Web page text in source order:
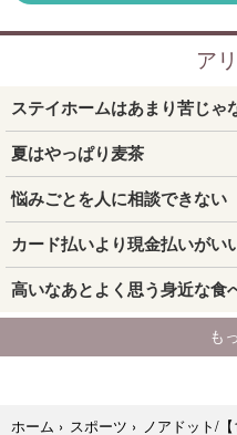
ホーム › スポーツ › ノアドット/